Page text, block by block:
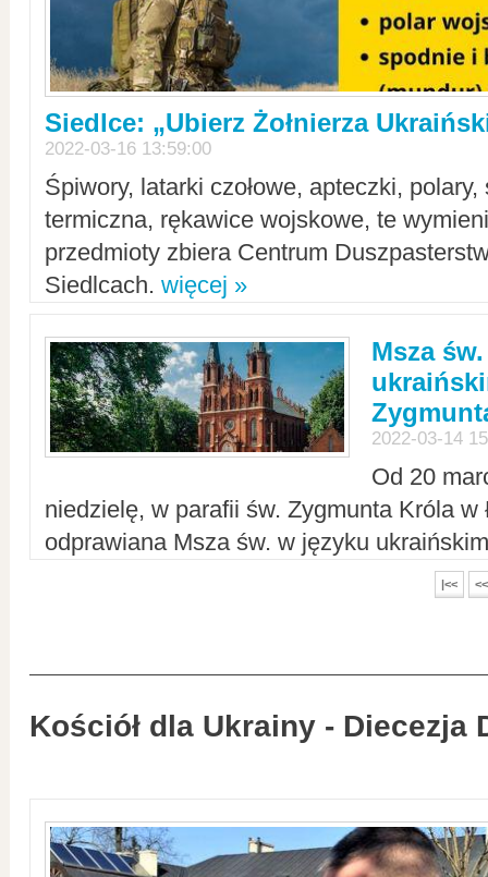
Siedlce: „Ubierz Żołnierza
2022-03-16 13:59:00
Śpiwory, latarki czołowe, apteczki,
termiczna, rękawice wojskowe, te
przedmioty zbiera Centrum
Siedlcach. więcej »
Msza
2022-03-14
Od 20
niedzielę, w parafii św. Zygmunta Króla w
odprawiana Msza św. w języku
|<< <<
Kościół dla Ukrainy - Diecezja